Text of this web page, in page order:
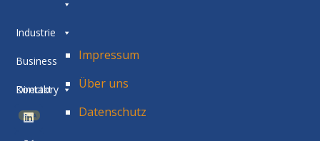
Industrie
Business
Directory
BETA
Kontakt
Impressum
Über uns
Datenschutz